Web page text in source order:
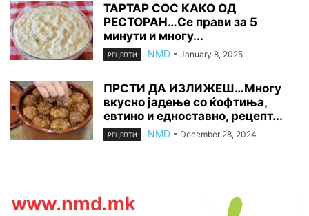
ТАРТАР СОС КАКО ОД
РЕСТОРАН…Се прави за 5
минути и многу...
РЕЦЕПТИ NMD - January 8, 2025
ПРСТИ ДА ИЗЛИЖЕШ…Многу
вкусно јадење со ќофтиња,
евтино и едноставно, рецепт...
РЕЦЕПТИ NMD - December 28, 2024